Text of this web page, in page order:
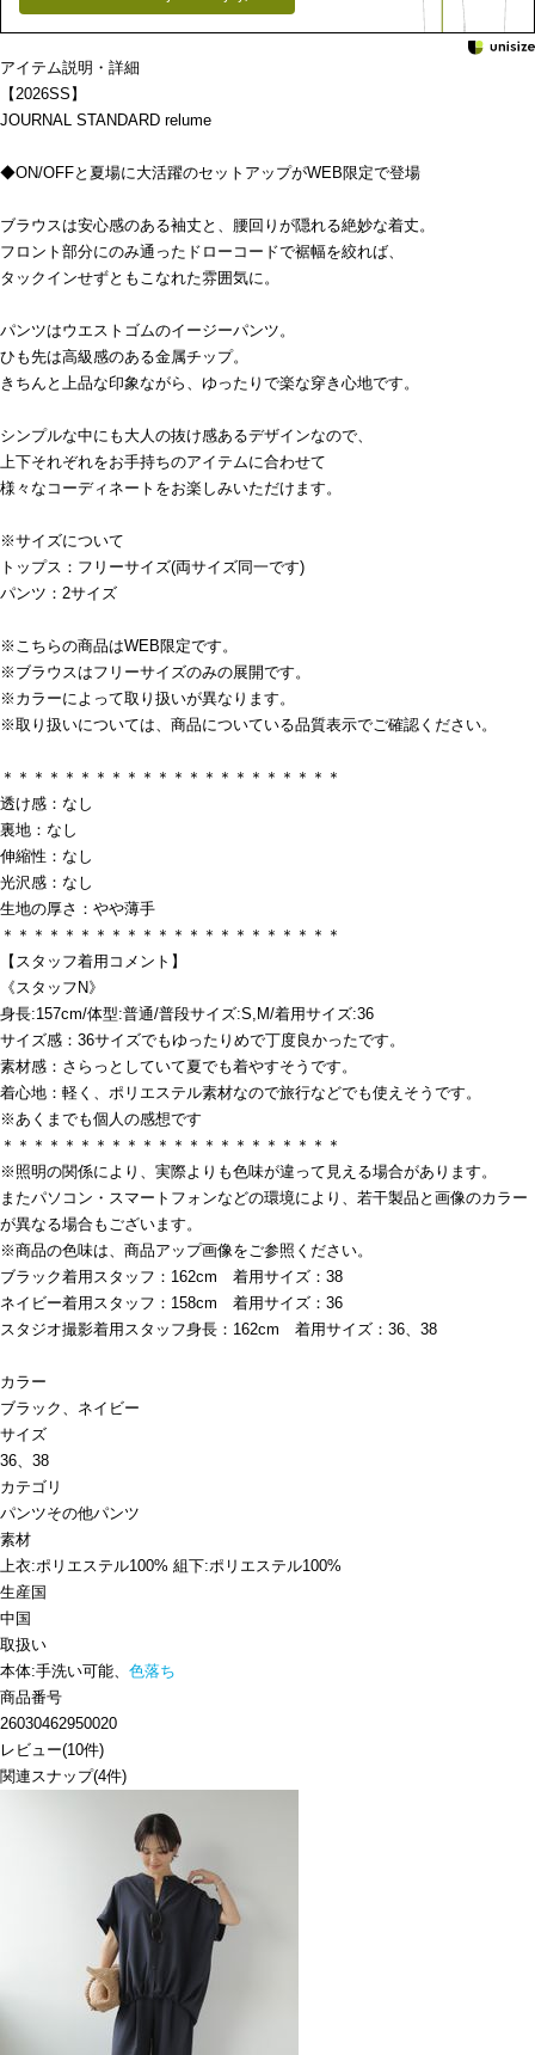
アイテム説明・詳細
【2026SS】
JOURNAL STANDARD relume
◆ON/OFFと夏場に大活躍のセットアップがWEB限定で登場
ブラウスは安心感のある袖丈と、腰回りが隠れる絶妙な着丈。
フロント部分にのみ通ったドローコードで裾幅を絞れば、
タックインせずともこなれた雰囲気に。
パンツはウエストゴムのイージーパンツ。
ひも先は高級感のある金属チップ。
きちんと上品な印象ながら、ゆったりで楽な穿き心地です。
シンプルな中にも大人の抜け感あるデザインなので、
上下それぞれをお手持ちのアイテムに合わせて
様々なコーディネートをお楽しみいただけます。
※サイズについて
トップス：フリーサイズ(両サイズ同一です)
パンツ：2サイズ
※こちらの商品はWEB限定です。
※ブラウスはフリーサイズのみの展開です。
※カラーによって取り扱いが異なります。
※取り扱いについては、商品についている品質表示でご確認ください。
＊＊＊＊＊＊＊＊＊＊＊＊＊＊＊＊＊＊＊＊＊＊
透け感：なし
裏地：なし
伸縮性：なし
光沢感：なし
生地の厚さ：やや薄手
＊＊＊＊＊＊＊＊＊＊＊＊＊＊＊＊＊＊＊＊＊＊
【スタッフ着用コメント】
《スタッフN》
身長:157cm/体型:普通/普段サイズ:S,M/着用サイズ:36
サイズ感：36サイズでもゆったりめで丁度良かったです。
素材感：さらっとしていて夏でも着やすそうです。
着心地：軽く、ポリエステル素材なので旅行などでも使えそうです。
※あくまでも個人の感想です
＊＊＊＊＊＊＊＊＊＊＊＊＊＊＊＊＊＊＊＊＊＊
※照明の関係により、実際よりも色味が違って見える場合があります。
またパソコン・スマートフォンなどの環境により、若干製品と画像のカラー
が異なる場合もございます。
※商品の色味は、商品アップ画像をご参照ください。
ブラック着用スタッフ：162cm 着用サイズ：38
ネイビー着用スタッフ：158cm 着用サイズ：36
スタジオ撮影着用スタッフ身長：162cm 着用サイズ：36、38
カラー
ブラック、ネイビー
サイズ
36、38
カテゴリ
パンツその他パンツ
素材
上衣:ポリエステル100% 組下:ポリエステル100%
生産国
中国
取扱い
本体:手洗い可能、 色落ち
商品番号
26030462950020
レビュー(10件)
関連スナップ(4件)